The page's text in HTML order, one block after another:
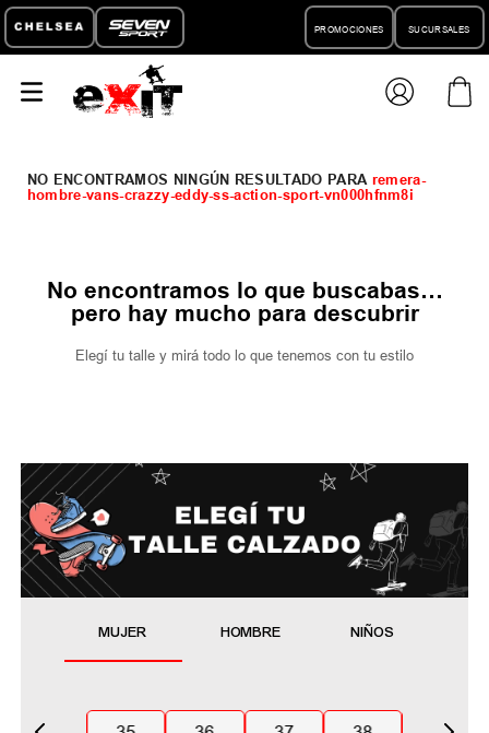
PROMOCIONES SUCURSALES
remera-
hombre-vans-crazzy-eddy-ss-action-sport-vn000hfnm8i
No encontramos lo que buscabas…
pero hay mucho para descubrir
Elegí tu talle y mirá todo lo que tenemos con tu estilo
MUJER HOMBRE NIÑOS